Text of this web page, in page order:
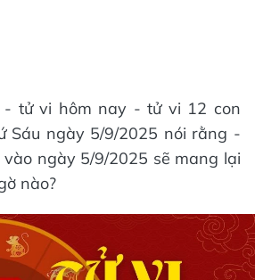
- tử vi hôm nay - tử vi 12 con
Sáu ngày 5/9/2025 nói rằng -
vào ngày 5/9/2025 sẽ mang lại
nào?